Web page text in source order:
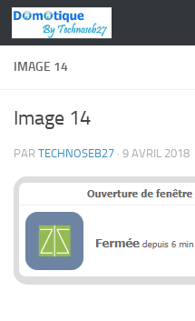
Skip to content
IMAGE 14
Image 14
PAR TECHNOSEB27 · 9 AVRIL 2018